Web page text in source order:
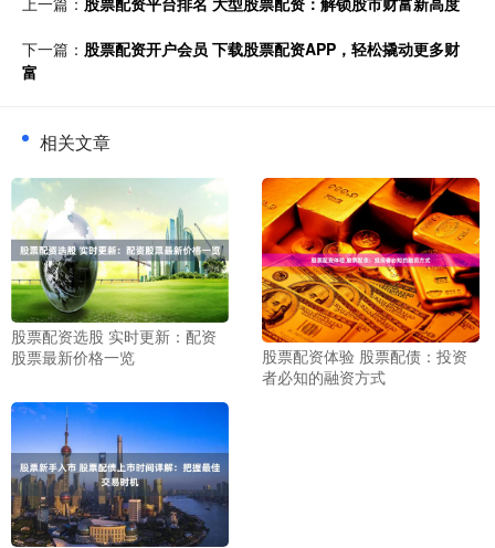
下一篇： 股票配资开户会员 下载股票配资APP，轻松撬动更多财
富
相关文章
股票配资选股 实时更新：配资
股票最新价格一览
股票配资体验 股票配债：投资
者必知的融资方式